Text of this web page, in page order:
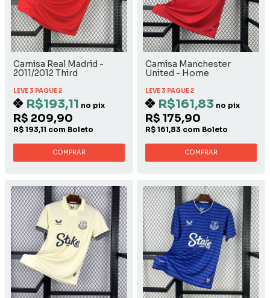
Camisa Real Madrid -
2011/2012 Third
LEVE 3 PAGUE 2
R$193,11 no pix
R$ 209,90
R$ 193,11 com Boleto
COMPRAR
Camisa Manchester
United - Home
LEVE 3 PAGUE 2
R$161,83 no pix
R$ 175,90
R$ 161,83 com Boleto
COMPRAR